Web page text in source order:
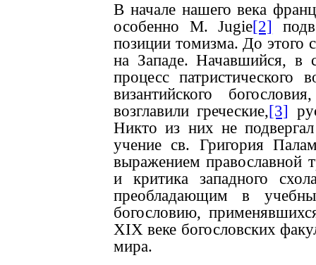
В начале нашего века
особенно M. Jugie[2]
позиции томизма. До этого
на Западе. Начавшийся, в
процесс
византийского
возглавили греческие,[3]
Никто из них не
учение св. Григория
выражением православной
и критика западного
преобладающим в
богословию,
XIX веке богословских
мира.